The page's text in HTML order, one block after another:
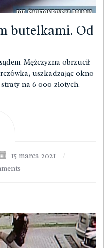
butelkami. Od
Mężczyzna obrzucił
uszkadzając okno
na 6 000 złotych.
15 marca 2021
/